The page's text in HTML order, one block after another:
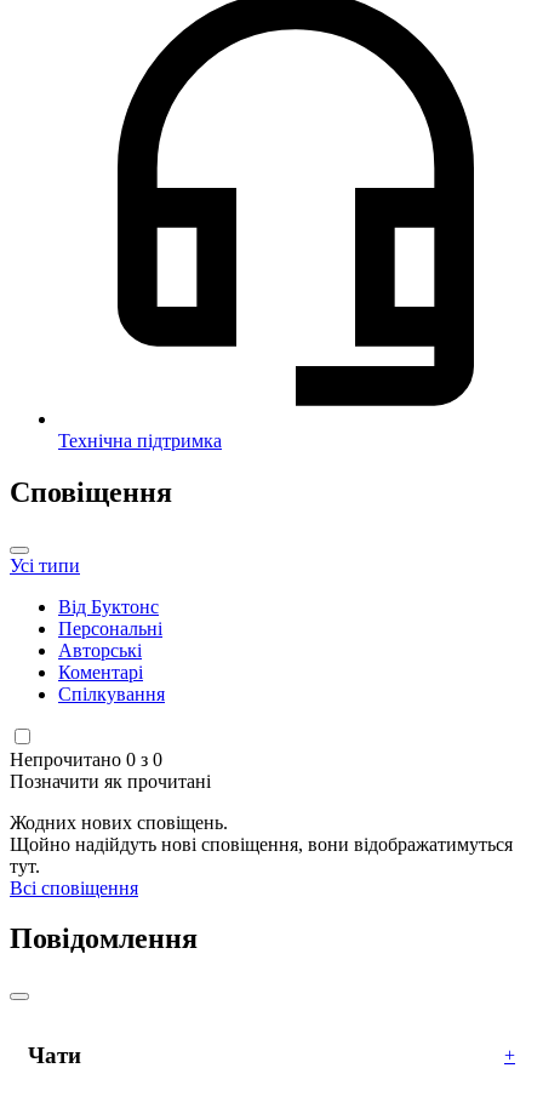
Технічна підтримка
Сповіщення
Усі типи
Від Буктонс
Персональні
Авторські
Коментарі
Спілкування
Непрочитано 0 з 0
Позначити як прочитані
Жодних нових сповіщень.
Щойно надійдуть нові сповіщення, вони відображатимуться
тут.
Всі сповіщення
Повідомлення
Чати +